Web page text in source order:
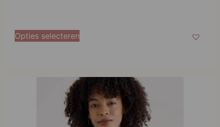
Opties selecteren